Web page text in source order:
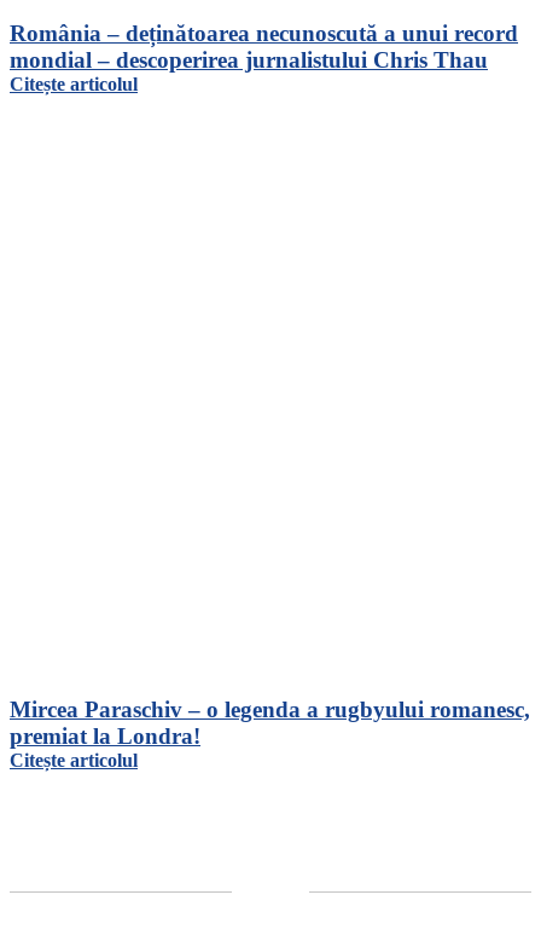
România – deținătoarea necunoscută a unui record
mondial – descoperirea jurnalistului Chris Thau
Citește articolul
Mircea Paraschiv – o legenda a rugbyului romanesc,
premiat la Londra!
Citește articolul